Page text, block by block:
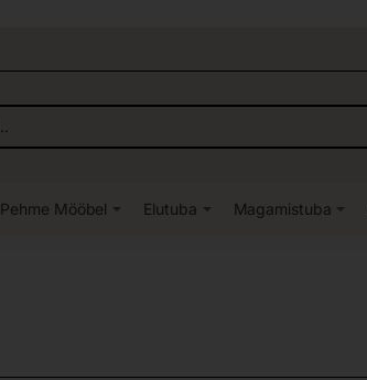
Pehme Mööbel Elutuba Magamistuba